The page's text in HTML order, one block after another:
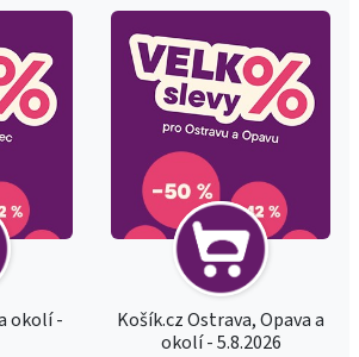
okolí -
Košík.cz Ostrava, Opava a
okolí - 5.8.2026